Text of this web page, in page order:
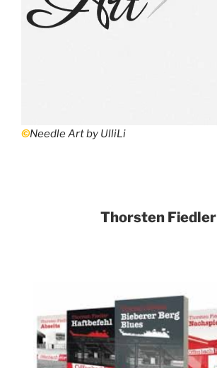
©Needle Art by UlliLi
Thorsten Fiedler